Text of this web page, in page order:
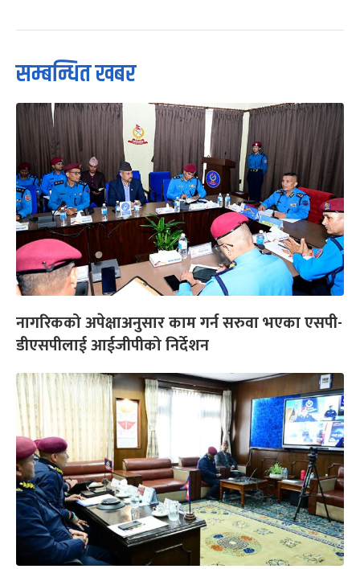
सम्बन्धित खबर
नागरिकको अपेक्षाअनुसार काम गर्न सरुवा भएका एसपी-
डीएसपीलाई आईजीपीको निर्देशन